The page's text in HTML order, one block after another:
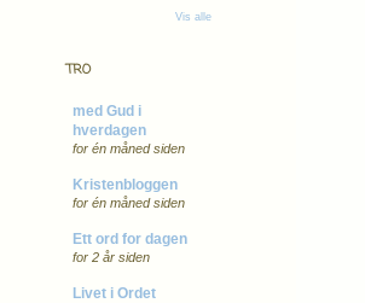
Vis alle
TRO
med Gud i
hverdagen
for én måned siden
Kristenbloggen
for én måned siden
Ett ord for dagen
for 2 år siden
Livet i Ordet